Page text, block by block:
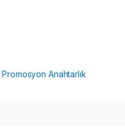
Promosyon Anahtarlık